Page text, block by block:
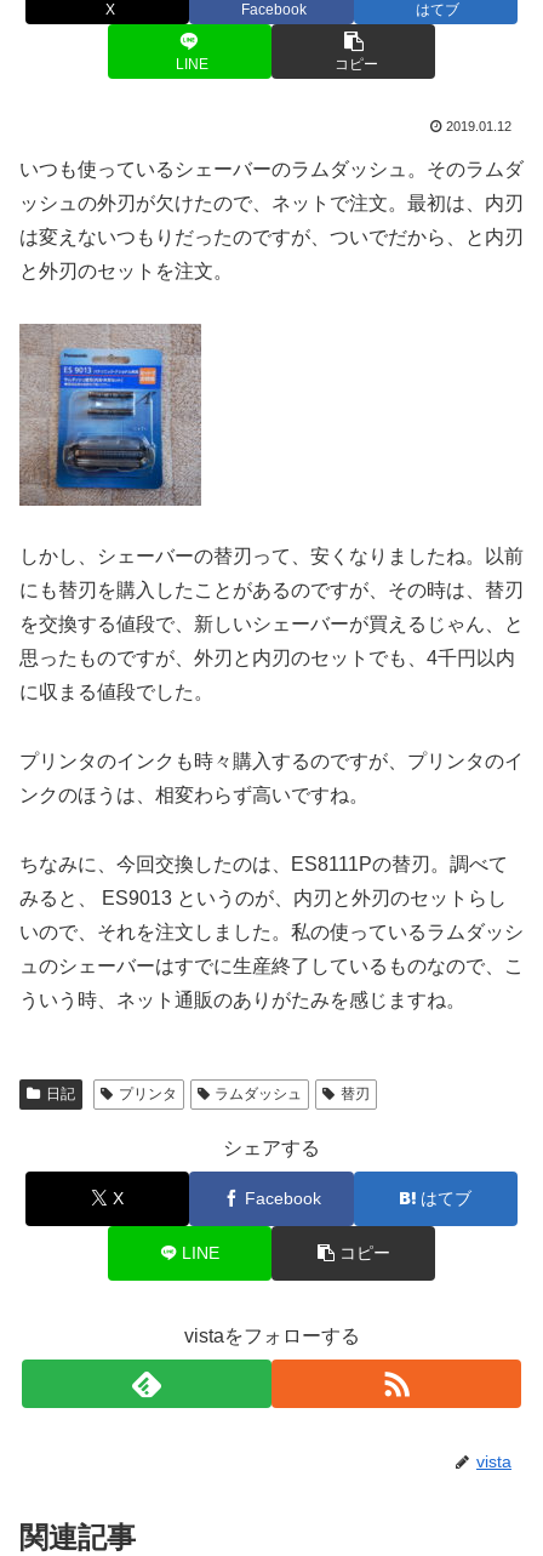
X Facebook はてブ
LINE コピー
2019.01.12
いつも使っているシェーバーのラムダッシュ。そのラムダ
ッシュの外刃が欠けたので、ネットで注文。最初は、内刃
は変えないつもりだったのですが、ついでだから、と内刃
と外刃のセットを注文。
しかし、シェーバーの替刃って、安くなりましたね。以前
にも替刃を購入したことがあるのですが、その時は、替刃
を交換する値段で、新しいシェーバーが買えるじゃん、と
思ったものですが、外刃と内刃のセットでも、4千円以内
に収まる値段でした。
プリンタのインクも時々購入するのですが、プリンタのイ
ンクのほうは、相変わらず高いですね。
ちなみに、今回交換したのは、ES8111Pの替刃。調べて
みると、 ES9013 というのが、内刃と外刃のセットらし
いので、それを注文しました。私の使っているラムダッシ
ュのシェーバーはすでに生産終了しているものなので、こ
ういう時、ネット通販のありがたみを感じますね。
日記 プリンタ ラムダッシュ 替刃
シェアする
X Facebook はてブ
LINE コピー
vistaをフォローする
vista
関連記事